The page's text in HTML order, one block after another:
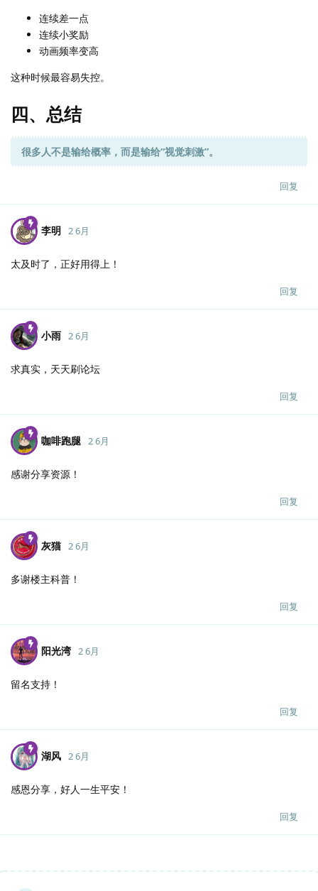
连续差一点
连续小奖励
动画频率变高
这种时候最容易失控。
四、总结
很多人不是输给概率，而是输给“视觉刺激”。
回复
李明 2 6月
太及时了，正好用得上！
回复
小雨 2 6月
求真实，天天刷论坛
回复
咖啡跑腿 2 6月
感谢分享资源！
回复
灰猫 2 6月
多谢楼主科普！
回复
阳光湾 2 6月
留名支持！
回复
湖风 2 6月
感恩分享，好人一生平安！
回复